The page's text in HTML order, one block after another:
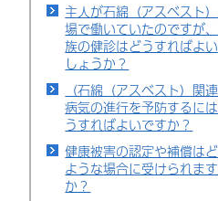
主人が石綿（アスベスト
場で働いていたのですが
族の健診はどうすればよ
しょうか？
（石綿（アスベスト）関連
病気の進行を予防するに
うすればよいですか？
健康被害の認定や補償は
ような場合に受けられます
か？